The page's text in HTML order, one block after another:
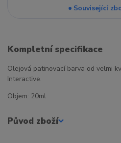
Související
Kompletní specifikace
Olejová patinovací barva od velmi
Interactive.
Objem: 20ml
Původ zboží